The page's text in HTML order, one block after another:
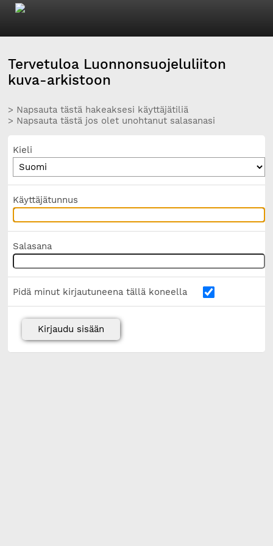
Tervetuloa Luonnonsuojeluliiton
kuva-arkistoon
> Napsauta tästä hakeaksesi käyttäjätiliä
> Napsauta tästä jos olet unohtanut salasanasi
Kieli
Käyttäjätunnus
Salasana
Pidä minut kirjautuneena tällä koneella